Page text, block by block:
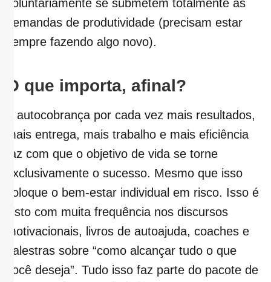
voluntariamente se submetem totalmente às
demandas de produtividade (precisam estar
sempre fazendo algo novo).
O que importa, afinal?
A autocobrança por cada vez mais resultados,
mais entrega, mais trabalho e mais eficiência
faz com que o objetivo de vida se torne
exclusivamente o sucesso. Mesmo que isso
coloque o bem-estar individual em risco. Isso é
visto com muita frequência nos discursos
motivacionais, livros de autoajuda, coaches e
palestras sobre “como alcançar tudo o que
você deseja”. Tudo isso faz parte do pacote de